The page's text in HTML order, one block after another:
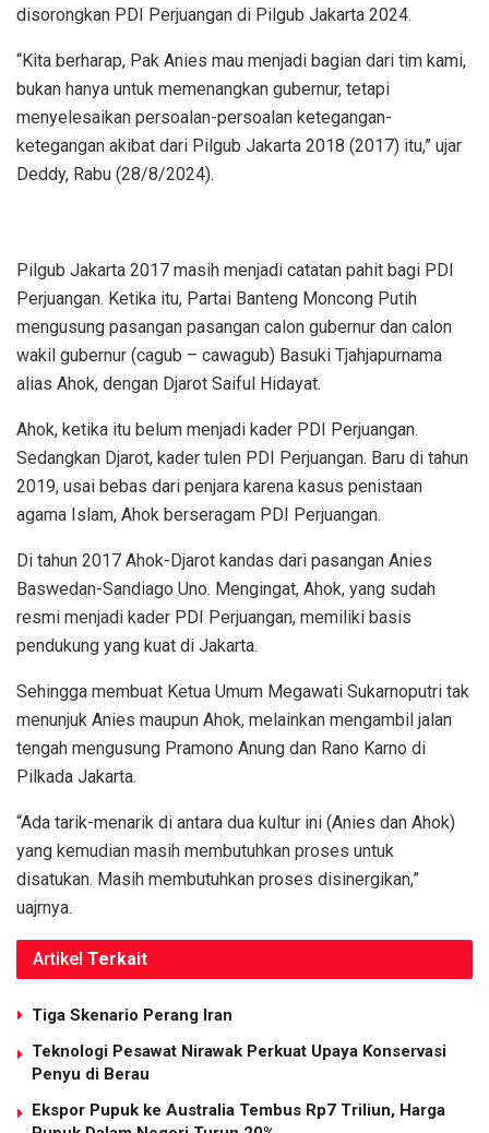
disorongkan PDI Perjuangan di Pilgub Jakarta 2024.
“Kita berharap, Pak Anies mau menjadi bagian dari tim kami,
bukan hanya untuk memenangkan gubernur, tetapi
menyelesaikan persoalan-persoalan ketegangan-
ketegangan akibat dari Pilgub Jakarta 2018 (2017) itu,” ujar
Deddy, Rabu (28/8/2024).
Pilgub Jakarta 2017 masih menjadi catatan pahit bagi PDI
Perjuangan. Ketika itu, Partai Banteng Moncong Putih
mengusung pasangan pasangan calon gubernur dan calon
wakil gubernur (cagub – cawagub) Basuki Tjahjapurnama
alias Ahok, dengan Djarot Saiful Hidayat.
Ahok, ketika itu belum menjadi kader PDI Perjuangan.
Sedangkan Djarot, kader tulen PDI Perjuangan. Baru di tahun
2019, usai bebas dari penjara karena kasus penistaan
agama Islam, Ahok berseragam PDI Perjuangan.
Di tahun 2017 Ahok-Djarot kandas dari pasangan Anies
Baswedan-Sandiago Uno. Mengingat, Ahok, yang sudah
resmi menjadi kader PDI Perjuangan, memiliki basis
pendukung yang kuat di Jakarta.
Sehingga membuat Ketua Umum Megawati Sukarnoputri tak
menunjuk Anies maupun Ahok, melainkan mengambil jalan
tengah mengusung Pramono Anung dan Rano Karno di
Pilkada Jakarta.
“Ada tarik-menarik di antara dua kultur ini (Anies dan Ahok)
yang kemudian masih membutuhkan proses untuk
disatukan. Masih membutuhkan proses disinergikan,”
uajrnya.
Artikel Terkait
Tiga Skenario Perang Iran
Teknologi Pesawat Nirawak Perkuat Upaya Konservasi
Penyu di Berau
Ekspor Pupuk ke Australia Tembus Rp7 Triliun, Harga